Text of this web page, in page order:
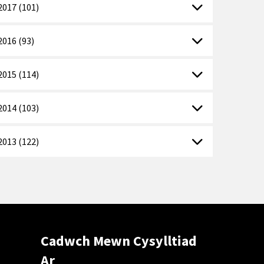
(101)
(93)
(114)
(103)
(122)
Cadwch Mewn Cysylltiad
Ar